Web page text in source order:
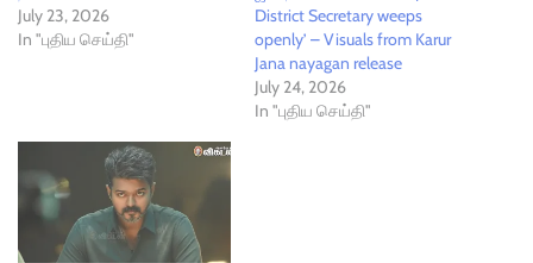
July 23, 2026
In "புதிய செய்தி"
District Secretary weeps
openly’ – Visuals from Karur
Jana nayagan release
July 24, 2026
In "புதிய செய்தி"